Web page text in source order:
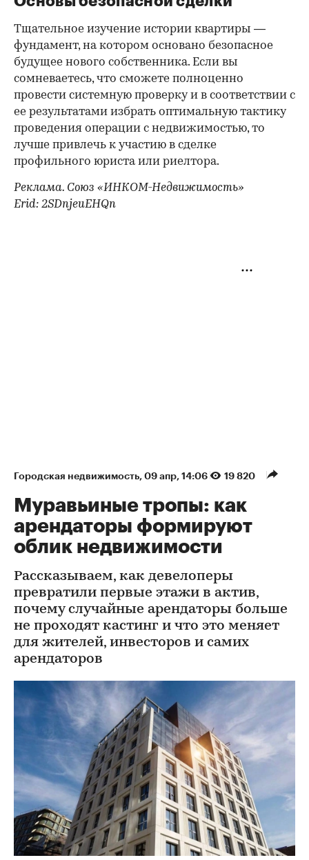
Тщательное изучение истории квартиры —
фундамент, на котором основано безопасное
будущее нового собственника. Если вы
сомневаетесь, что сможете полноценно
провести системную проверку и в соответствии с
ее результатами избрать оптимальную тактику
проведения операции с недвижимостью, то
лучше привлечь к участию в сделке
профильного юриста или риелтора.
Реклама. Союз «ИНКОМ-Недвижимость»
Erid: 2SDnjeuEHQn
Городская недвижимость 09 апр, 14:06 19 820
Муравьиные тропы: как
арендаторы формируют
облик недвижимости
Рассказываем, как девелоперы
превратили первые этажи в актив,
почему случайные арендаторы больше
не проходят кастинг и что это меняет
для жителей, инвесторов и самих
арендаторов